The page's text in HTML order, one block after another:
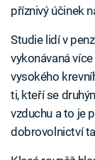
příznivý účinek
Studie lidí v
vykonávaná
vysokého
ti, kteří se
vzduchu a to je
dobrovolnictví